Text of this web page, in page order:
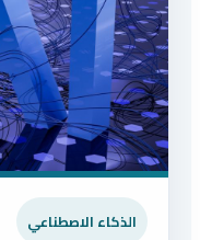
الذكاء الاصطناعي